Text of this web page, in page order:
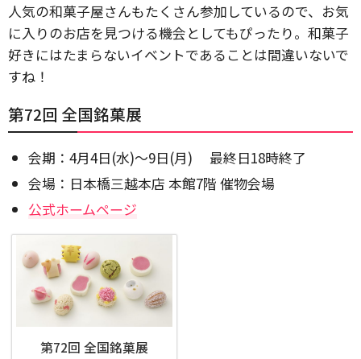
人気の和菓子屋さんもたくさん参加しているので、お気
に入りのお店を見つける機会としてもぴったり。和菓子
好きにはたまらないイベントであることは間違いないで
すね！
第72回 全国銘菓展
会期：4月4日(水)～9日(月) 最終日18時終了
会場：日本橋三越本店 本館7階 催物会場
公式ホームページ
第72回 全国銘菓展